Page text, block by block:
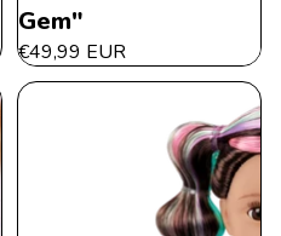
Gem"
€49,99 EUR